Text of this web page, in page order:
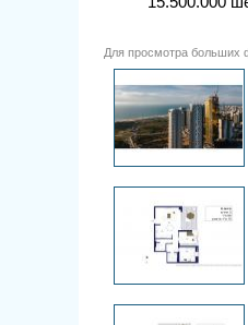
Для просмотра больших